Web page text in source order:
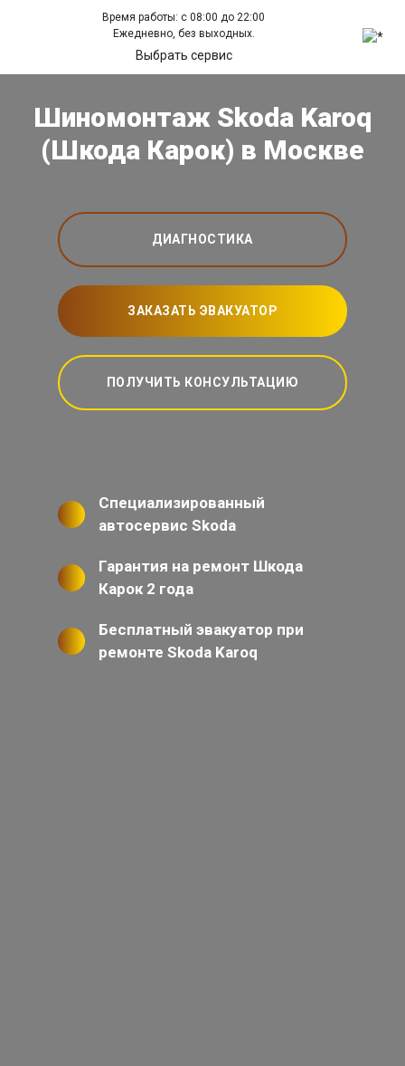
Время работы: с 08:00 до 22:00
Ежедневно, без выходных.
Выбрать сервис
Шиномонтаж Skoda Karoq
(Шкода Карок) в Москве
ДИАГНОСТИКА
ЗАКАЗАТЬ ЭВАКУАТОР
ПОЛУЧИТЬ КОНСУЛЬТАЦИЮ
Специализированный
автосервис Skoda
Гарантия на ремонт Шкода
Карок 2 года
Бесплатный эвакуатор при
ремонте Skoda Karoq